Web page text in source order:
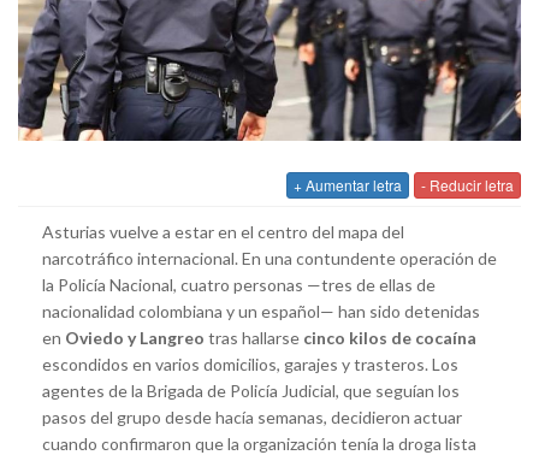
+ Aumentar letra - Reducir letra
Asturias vuelve a estar en el centro del mapa del
narcotráfico internacional. En una contundente operación de
la Policía Nacional, cuatro personas —tres de ellas de
nacionalidad colombiana y un español— han sido detenidas
en Oviedo y Langreo tras hallarse cinco kilos de cocaína
escondidos en varios domicilios, garajes y trasteros. Los
agentes de la Brigada de Policía Judicial, que seguían los
pasos del grupo desde hacía semanas, decidieron actuar
cuando confirmaron que la organización tenía la droga lista